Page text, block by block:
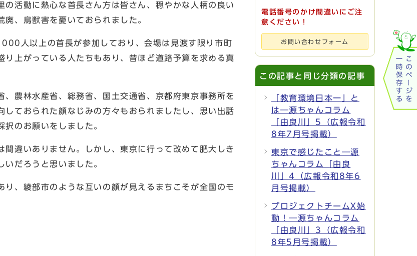
活動に熱心な首長さん方は皆さん、穏やかな人柄の良い
、鳥獣害を憂いておられました。
人以上の首長が参加しており、会場は見渡す限り市町
上がっている人たちもあり、昔ほど道路予算を求める真
農林水産省、総務省、国土交通省、京都府東京事務所を
ておられた顔なじみの方々もおられましたし、思い出話
のお願いをしました。
違いありません。しかし、東京に行って改めて肥大しき
だろうと思いました。
、綾部市のような互いの顔が見えるまちこそが全国のモ
電話番号のかけ間違いにご注
意ください！
お問い合わせフォーム
この記事と同じ分類の記事
「教育環境日本一」と
は―源ちゃんコラム
「由良川」5（広報令和
8年7月号掲載）
東京で感じたこと―源
ちゃんコラム「由良
川」4（広報令和8年6
月号掲載）
プロジェクトチームX始
動！―源ちゃんコラム
「由良川」3（広報令和
8年5月号掲載）